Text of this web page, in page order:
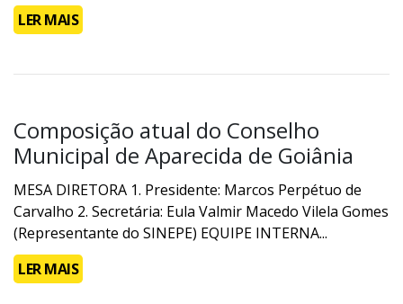
LER MAIS
Composição atual do Conselho
Municipal de Aparecida de Goiânia
MESA DIRETORA 1. Presidente: Marcos Perpétuo de
Carvalho 2. Secretária: Eula Valmir Macedo Vilela Gomes
(Representante do SINEPE) EQUIPE INTERNA...
LER MAIS